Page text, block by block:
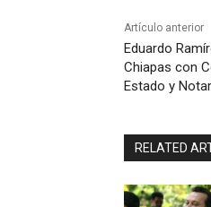
Artículo anterior
Eduardo
Chiapas con
Estado y
RELATED